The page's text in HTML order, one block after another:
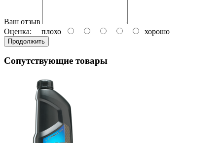
Ваш отзыв
Оценка: плохо хорошо
Продолжить
Сопутствующие товары